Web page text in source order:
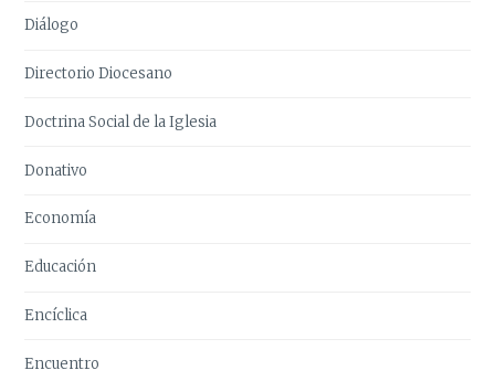
Diálogo
Directorio Diocesano
Doctrina Social de la Iglesia
Donativo
Economía
Educación
Encíclica
Encuentro